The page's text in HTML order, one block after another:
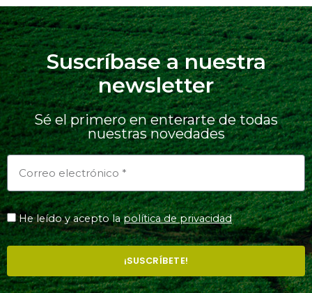
Suscríbase a nuestra
newsletter
Sé el primero en enterarte de todas
nuestras novedades
He leído y acepto lapolítica de privacidad
¡SUSCRÍBETE!